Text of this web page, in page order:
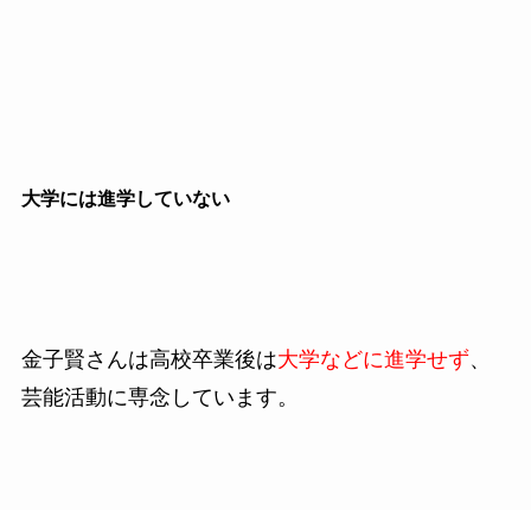
大学には進学していない
金子賢さんは高校卒業後は大学などに進学せず、
芸能活動に専念しています。